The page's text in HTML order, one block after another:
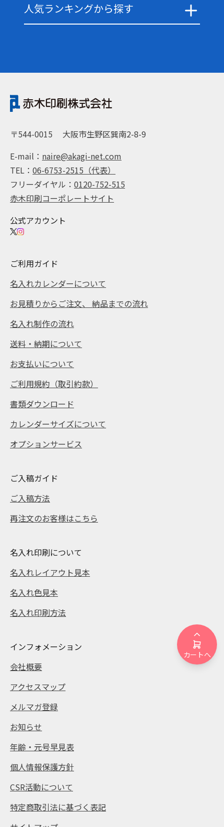
カートへ
人気ランキングから探す
〒544-0015
大阪市生野区巽南2-8-9
E-mail： naire@akagi-net.com
TEL： 06-6753-2515（代表）
フリーダイヤル： 0120-752-515
赤木印刷コーポレートサイト
公式アカウント
ご利用ガイド
名入れカレンダーについて
お見積りからご注文、 納品までの流れ
名入れ制作の流れ
送料・納期について
お支払いについて
ご利用規約（取引約款）
書類ダウンロード
カレンダーサイズについて
オプションサービス
ご入稿ガイド
ご入稿方法
再注文のお客様はこちら
名入れ印刷について
名入れレイアウト見本
名入れ色見本
名入れ印刷方法
インフォメーション
会社概要
アクセスマップ
メルマガ登録
お知らせ
年齢・元号早見表
個人情報保護方針
CSR活動について
特定商取引法に基づく表記